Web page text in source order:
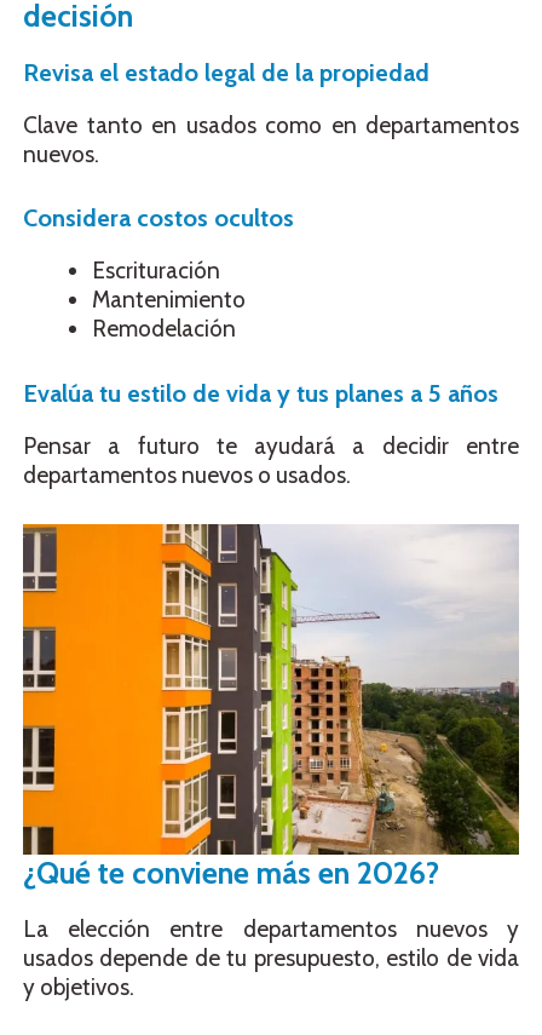
decisión
Revisa el estado legal de la propiedad
Clave tanto en usados como en departamentos
nuevos.
Considera costos ocultos
Escrituración
Mantenimiento
Remodelación
Evalúa tu estilo de vida y tus planes a 5 años
Pensar a futuro te ayudará a decidir entre
departamentos nuevos o usados.
¿Qué te conviene más en 2026?
La elección entre departamentos nuevos y
usados depende de tu presupuesto, estilo de vida
y objetivos.